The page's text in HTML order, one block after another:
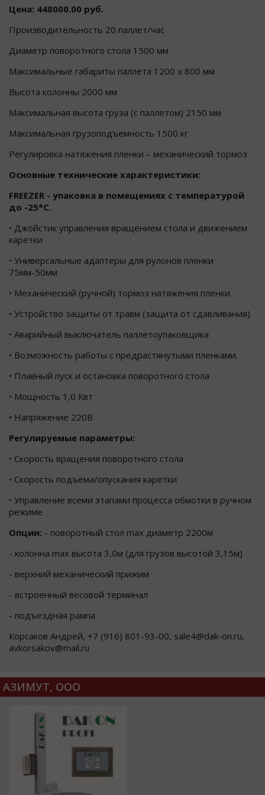
Цена: 448000.00 руб.
Производительность 20 паллет/час
Диаметр поворотного стола 1500 мм
Максимальные габариты паллета 1200 х 800 мм
Высота колонны 2000 мм
Максимальная высота груза (с паллетом) 2150 мм
Максимальная грузоподъемность 1500 кг
Регулировка натяжения пленки – механический тормоз
Основные технические характеристики:
FREEZER - упаковка в помещениях с температурой
до -25*С.
• Джойстик управления вращением стола и движением
каретки
• Универсальные адаптеры для рулонов пленки
75мм-50мм
• Механический (ручной) тормоз натяжения пленки
• Устройство защиты от травм (защита от сдавливания)
• Аварийный выключатель паллетоупаковщика
• Возможность работы с предрастянутыми пленками.
• Плавный пуск и остановка поворотного стола
• Мощность 1,0 Квт
• Напряжение 220В
Регулируемые параметры:
• Скорость вращения поворотного стола
• Скорость подъема/опускания каретки
• Управление всеми этапами процесса обмотки в ручном
режиме
Опции: - поворотный стол max диаметр 2200м
- колонна max высота 3,0м (для грузов высотой 3,15м)
- верхний механический прижим
- встроенный весовой терминал
- подъездная рампа
Корсаков Андрей, +7 (916) 801-93-00, sale4@dak-on.ru,
avkorsakov@mail.ru
АЗИМУТ, ООО